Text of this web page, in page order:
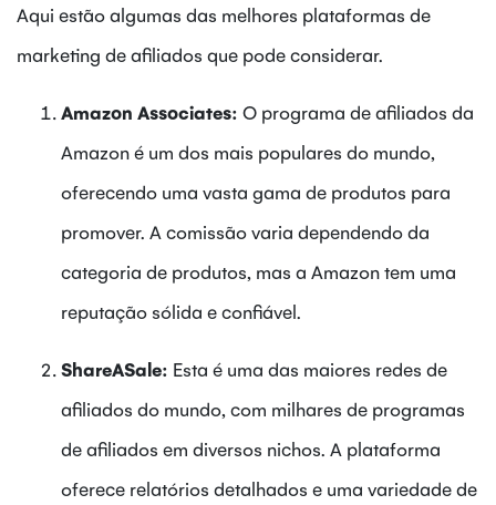
Aqui estão algumas das melhores plataformas de
marketing de afiliados que pode considerar.
Amazon Associates: O programa de afiliados da
Amazon é um dos mais populares do mundo,
oferecendo uma vasta gama de produtos para
promover. A comissão varia dependendo da
categoria de produtos, mas a Amazon tem uma
reputação sólida e confiável.
ShareASale: Esta é uma das maiores redes de
afiliados do mundo, com milhares de programas
de afiliados em diversos nichos. A plataforma
oferece relatórios detalhados e uma variedade de